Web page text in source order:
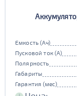
Емкость (Ач)
Пусковой ток (А)
Полярность
Габариты
Гарантия (мес)